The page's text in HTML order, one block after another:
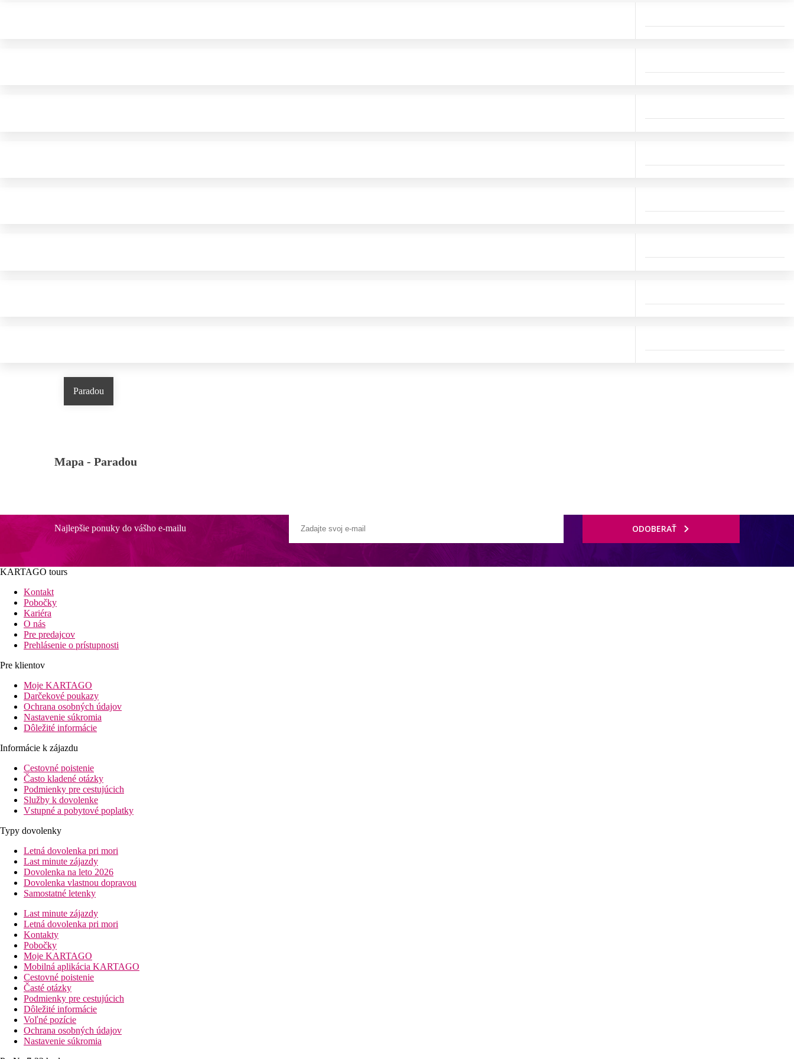
Paradou
Mapa - Paradou
Najlepšie ponuky do vášho e-mailu ODOBERAŤ
KARTAGO tours
Kontakt
Pobočky
Kariéra
O nás
Pre predajcov
Prehlásenie o prístupnosti
Pre klientov
Moje KARTAGO
Darčekové poukazy
Ochrana osobných údajov
Nastavenie súkromia
Dôležité informácie
Informácie k zájazdu
Cestovné poistenie
Často kladené otázky
Podmienky pre cestujúcich
Služby k dovolenke
Vstupné a pobytové poplatky
Typy dovolenky
Letná dovolenka pri mori
Last minute zájazdy
Dovolenka na leto 2026
Dovolenka vlastnou dopravou
Samostatné letenky
Last minute zájazdy
Letná dovolenka pri mori
Kontakty
Pobočky
Moje KARTAGO
Mobilná aplikácia KARTAGO
Cestovné poistenie
Časté otázky
Podmienky pre cestujúcich
Dôležité informácie
Voľné pozície
Ochrana osobných údajov
Nastavenie súkromia